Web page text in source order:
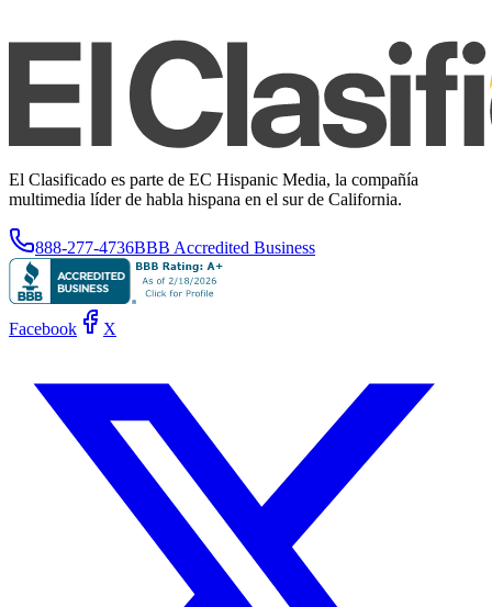
El Clasificado es parte de EC Hispanic Media, la compañía
multimedia líder de habla hispana en el sur de California.
888-277-4736BBB Accredited Business
Facebook X